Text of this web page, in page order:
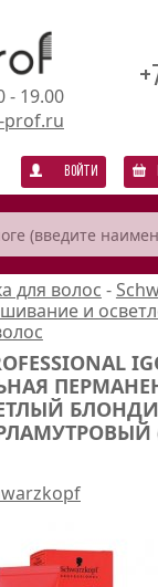
- 19.00
prof.ru
Войти
для волос -
и